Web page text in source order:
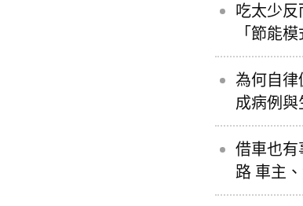
吃太少
「節能
為何自
成病例
借車也有
路 車主